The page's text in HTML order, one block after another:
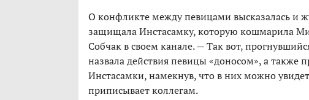
О конфликте между певицами высказалась и
защищала Инстасамку, которую кошмарила
Собчак в своем канале. — Так вот,
назвала действия певицы «доносом», а также
Инстасамки, намекнув, что в них можно
приписывает коллегам.